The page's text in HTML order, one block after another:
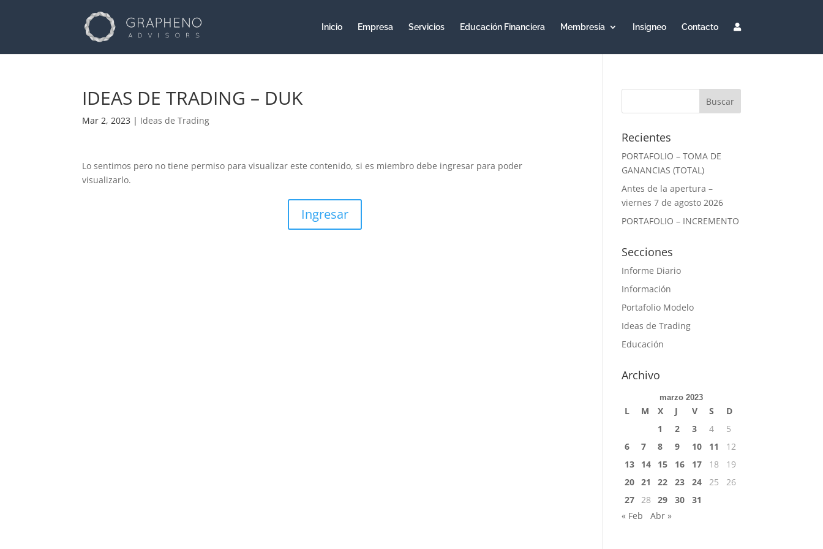
Inicio Empresa Servicios Educación Financiera Membresía Insigneo Contacto
IDEAS DE TRADING – DUK
Mar 2, 2023 | Ideas de Trading
Lo sentimos pero no tiene permiso para visualizar este contenido, si es miembro debe ingresar para poder
visualizarlo.
Ingresar
Recientes
PORTAFOLIO – TOMA DE
GANANCIAS (TOTAL)
Antes de la apertura –
viernes 7 de agosto 2026
PORTAFOLIO – INCREMENTO
Secciones
Informe Diario
Información
Portafolio Modelo
Ideas de Trading
Educación
Archivo
marzo 2023
L M X J V S
D
1
2 3 4
5
6
7 8 9 10 11
12
13
14 15 16 17 18
19
20 21 22 23 24 25
26
27 28 29 30
31
« Feb
Abr »